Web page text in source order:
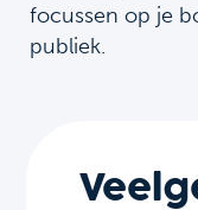
focussen op je
publiek.